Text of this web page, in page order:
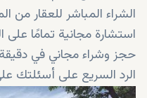
الشراء المباشر للعقار من
استشارة مجانية تمامًا على
حجز وشراء مجاني في
الرد السريع على أسئلتك